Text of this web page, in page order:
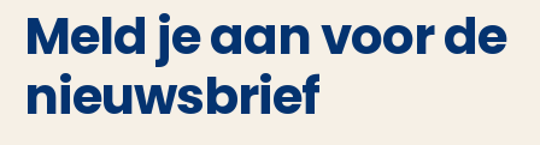
Meld je aan voor de
nieuwsbrief